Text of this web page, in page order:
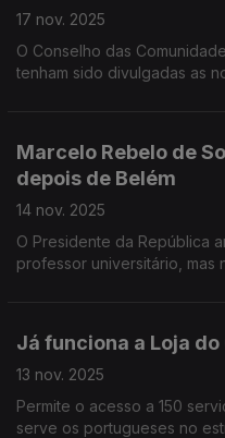
17 nov. 2025
O Conselho das
tenham sido divulgadas as
Marcelo Rebelo de
depois de Belém
14 nov. 2025
O Presidente da República
professor universitário, mas
Já funciona a Loja
13 nov. 2025
Permite o acesso a 150
serve os portugueses no